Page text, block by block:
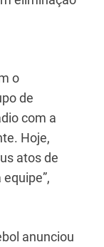
o
de
com a
Hoje,
atos de
anunciou